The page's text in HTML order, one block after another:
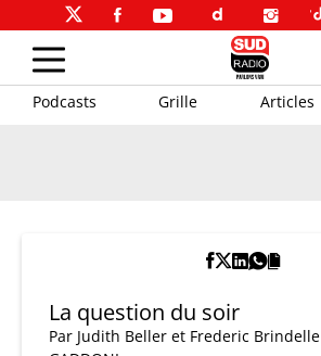
Podcasts Grille Articles
La question du soir
Par Judith Beller et Frederic Brindelle